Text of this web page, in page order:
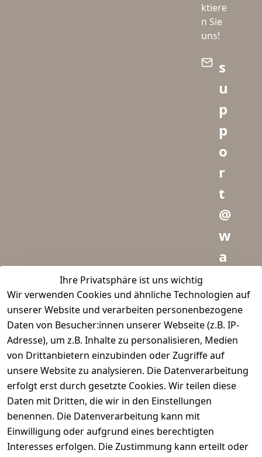
Ihre Privatsphäre ist uns wichtig
Wir verwenden Cookies und ähnliche Technologien auf
unserer Website und verarbeiten personenbezogene
Daten von Besucher:innen unserer Webseite (z.B. IP-
Adresse), um z.B. Inhalte zu personalisieren, Medien
von Drittanbietern einzubinden oder Zugriffe auf
unsere Website zu analysieren. Die Datenverarbeitung
erfolgt erst durch gesetzte Cookies. Wir teilen diese
Daten mit Dritten, die wir in den Einstellungen
benennen. Die Datenverarbeitung kann mit
Einwilligung oder aufgrund eines berechtigten
Interesses erfolgen. Die Zustimmung kann erteilt oder
ktiere
n Sie
uns!
s
u
p
p
o
r
t
@
w
a
d
m
e
i
s
r.